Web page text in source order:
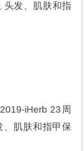
头发、肌肤和指
iHerb 23周
肌肤和指甲保